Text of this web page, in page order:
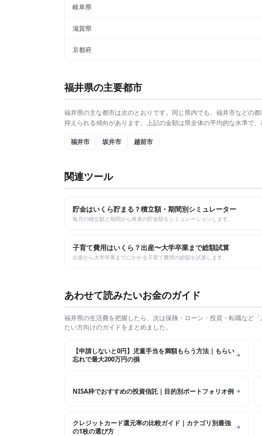
岐阜県
滋賀県
京都府
福井県の主要都市
福井県の主な都市は次のとおりです。同じ県内でも、 福井市などの
抑えられる傾向があります。上記の金額は県全体の平均的な水準で
福井市 坂井市 越前市
関連ツール
貯金はいくら貯まる？積立額・期間別シミュレーター
毎月の積立額と期間から将来の貯金額をシミュレーションします。
子育て費用はいくら？出産〜大学卒業まで総額試算
出産から大学卒業までにかかる子育て費用の総額を試算します。
あわせて読みたいお金のガイド
福井県の生活費を把握したら、次は保険・ローン・投資・転職など
たい方向けのガイドをまとめました。
【申請しないと0円】児童手当を満額もらう方法｜もらい
忘れで最大200万円の損
NISA枠でおすすめの投資信託｜目的別ポートフォリオ例
クレジットカード還元率の比較ガイド｜カテゴリ別最強
の1枚の選び方